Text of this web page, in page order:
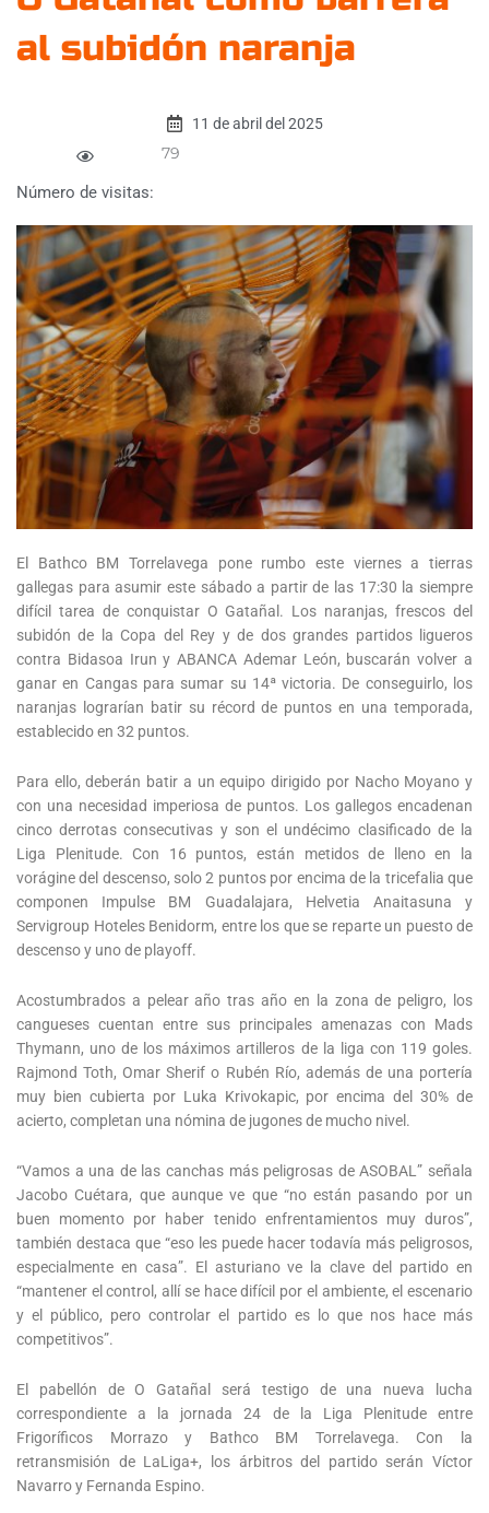
al subidón naranja
11 de abril del 2025
Número de visitas:
79
El Bathco BM Torrelavega pone rumbo este viernes a tierras
gallegas para asumir este sábado a partir de las 17:30 la siempre
difícil tarea de conquistar O Gatañal. Los naranjas, frescos del
subidón de la Copa del Rey y de dos grandes partidos ligueros
contra Bidasoa Irun y ABANCA Ademar León, buscarán volver a
ganar en Cangas para sumar su 14ª victoria. De conseguirlo, los
naranjas lograrían batir su récord de puntos en una temporada,
establecido en 32 puntos.
Para ello, deberán batir a un equipo dirigido por Nacho Moyano y
con una necesidad imperiosa de puntos. Los gallegos encadenan
cinco derrotas consecutivas y son el undécimo clasificado de la
Liga Plenitude. Con 16 puntos, están metidos de lleno en la
vorágine del descenso, solo 2 puntos por encima de la tricefalia que
componen Impulse BM Guadalajara, Helvetia Anaitasuna y
Servigroup Hoteles Benidorm, entre los que se reparte un puesto de
descenso y uno de playoff.
Acostumbrados a pelear año tras año en la zona de peligro, los
cangueses cuentan entre sus principales amenazas con Mads
Thymann, uno de los máximos artilleros de la liga con 119 goles.
Rajmond Toth, Omar Sherif o Rubén Río, además de una portería
muy bien cubierta por Luka Krivokapic, por encima del 30% de
acierto, completan una nómina de jugones de mucho nivel.
“Vamos a una de las canchas más peligrosas de ASOBAL” señala
Jacobo Cuétara, que aunque ve que “no están pasando por un
buen momento por haber tenido enfrentamientos muy duros”,
también destaca que “eso les puede hacer todavía más peligrosos,
especialmente en casa”. El asturiano ve la clave del partido en
“mantener el control, allí se hace difícil por el ambiente, el escenario
y el público, pero controlar el partido es lo que nos hace más
competitivos”.
El pabellón de O Gatañal será testigo de una nueva lucha
correspondiente a la jornada 24 de la Liga Plenitude entre
Frigoríficos Morrazo y Bathco BM Torrelavega. Con la
retransmisión de LaLiga+, los árbitros del partido serán Víctor
Navarro y Fernanda Espino.